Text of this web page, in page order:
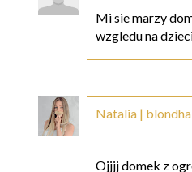
Mi sie marzy
wzgledu na
Natalia |
Ojjjj domek z